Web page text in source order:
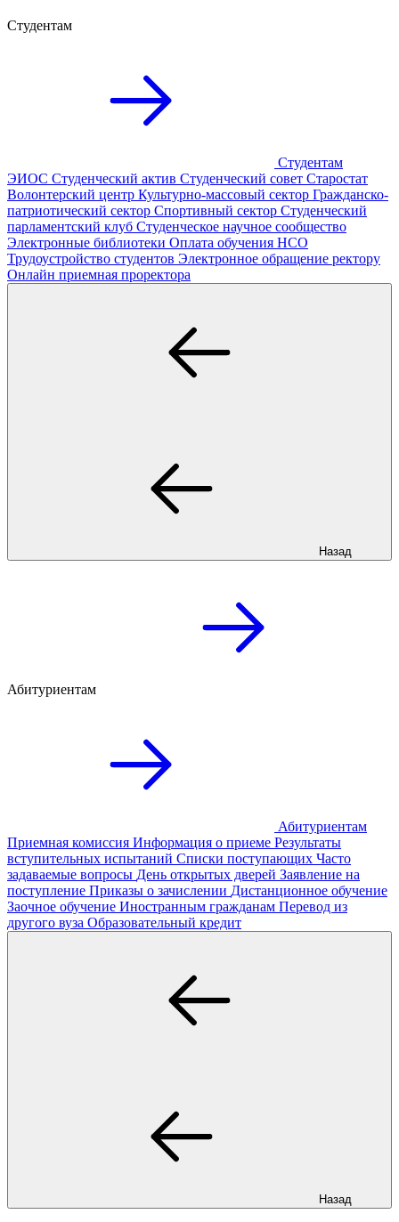
Студентам
Студентам
ЭИОС Студенческий актив Студенческий совет Старостат
Волонтерский центр Культурно-массовый сектор Гражданско-
патриотический сектор Спортивный сектор Студенческий
парламентский клуб Студенческое научное сообщество
Электронные библиотеки Оплата обучения НСО
Трудоустройство студентов Электронное обращение ректору
Онлайн приемная проректора
Назад
Абитуриентам
Абитуриентам
Приемная комиссия Информация о приеме Результаты
вступительных испытаний Списки поступающих Часто
задаваемые вопросы День открытых дверей Заявление на
поступление Приказы о зачислении Дистанционное обучение
Заочное обучение Иностранным гражданам Перевод из
другого вуза Образовательный кредит
Назад